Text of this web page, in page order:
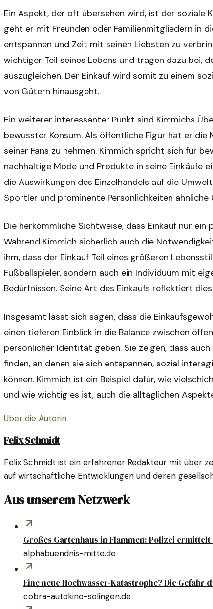
Ein Aspekt, der oft übersehen wird, ist der soziale
geht er mit Freunden oder Familienmitgliedern in
entspannen und Zeit mit seinen Liebsten zu
wichtiger Teil seines Lebens und tragen dazu bei,
auszugleichen. Der Einkauf wird somit zu einem
von Gütern hinausgeht.
Ein weiterer interessanter Punkt sind Kimmichs
bewusster Konsum. Als öffentliche Figur hat er die
seiner Fans zu nehmen. Kimmich spricht sich für
nachhaltige Mode und Produkte in seine Einkäufe
die Auswirkungen des Einzelhandels auf die
Sportler und prominente Persönlichkeiten ähnliche
Die herkömmliche Sichtweise, dass Einkauf nur
Während Kimmich sicherlich auch die
ihm, dass der Einkauf Teil eines größeren
Fußballspieler, sondern auch ein Individuum mit
Bedürfnissen. Seine Art des Einkaufs reflektiert
Insgesamt lässt sich sagen, dass die
einen tieferen Einblick in die Balance zwischen
persönlicher Identität geben. Sie zeigen, dass
finden, an denen sie sich entspannen, sozial
können. Kimmich ist ein Beispiel dafür, wie
und wie wichtig es ist, auch die alltäglichen
Über die Autorin
Felix Schmidt
Felix Schmidt ist ein erfahrener Redakteur mit über
auf wirtschaftliche Entwicklungen und deren
Aus unserem Netzwerk
Großes Gartenhaus in Flammen: Polizei
alphabuendnis-mitte.de
Eine neue Hochwasser-Katastrophe? Die Gefahr
cobra-autokino-solingen.de